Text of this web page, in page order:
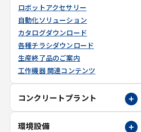
ロボットアクセサリー
自動化ソリューション
カタログダウンロード
各種チラシダウンロード
生産終了品のご案内
工作機器 関連コンテンツ
コンクリートプラント
環境設備